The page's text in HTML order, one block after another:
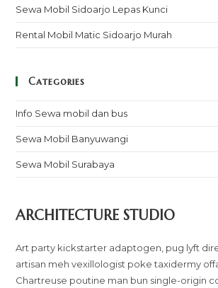
Sewa Mobil Sidoarjo Lepas Kunci
Rental Mobil Matic Sidoarjo Murah
Categories
Info Sewa mobil dan bus
Sewa Mobil Banyuwangi
Sewa Mobil Surabaya
ARCHITECTURE STUDIO
Art party kickstarter adaptogen, pug lyft
artisan meh vexillologist poke taxidermy
Chartreuse poutine man bun single-origin